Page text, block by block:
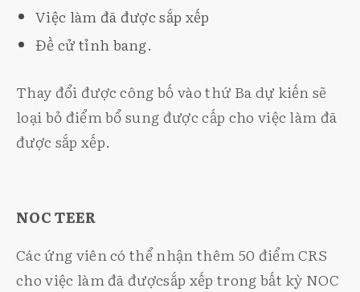
Việc làm đã được sắp xếp
Đề cử tỉnh bang.
Thay đổi được công bố vào thứ Ba dự kiến sẽ
loại bỏ điểm bổ sung được cấp cho việc làm đã
được sắp xếp.
NOC TEER
Các ứng viên có thể nhận thêm 50 điểm CRS
cho việc làm đã đượcsắp xếp trong bất kỳ NOC